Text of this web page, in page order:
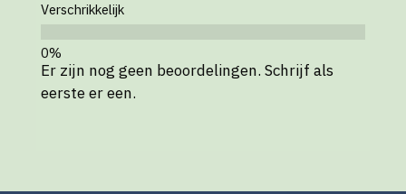
Verschrikkelijk
Er zijn nog geen beoordelingen. Schrijf als
eerste er een.